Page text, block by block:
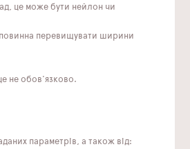
це може бути нейлон чи
перевищувати ширини
не обов'язково.
параметрів, а також від: